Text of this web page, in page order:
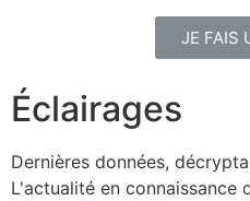
JE FAIS
Éclairages
Dernières données,
L'actualité en connaissance